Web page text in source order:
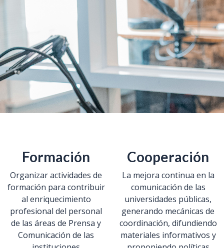
Formación
Organizar actividades de
formación para contribuir
al enriquecimiento
profesional del personal
de las áreas de Prensa y
Comunicación de las
Cooperación
La mejora continua en la
comunicación de las
universidades públicas,
generando mecánicas de
coordinación, difundiendo
materiales informativos y